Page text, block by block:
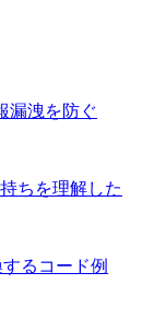
漏洩を防ぐ
ちを理解した
るコード例